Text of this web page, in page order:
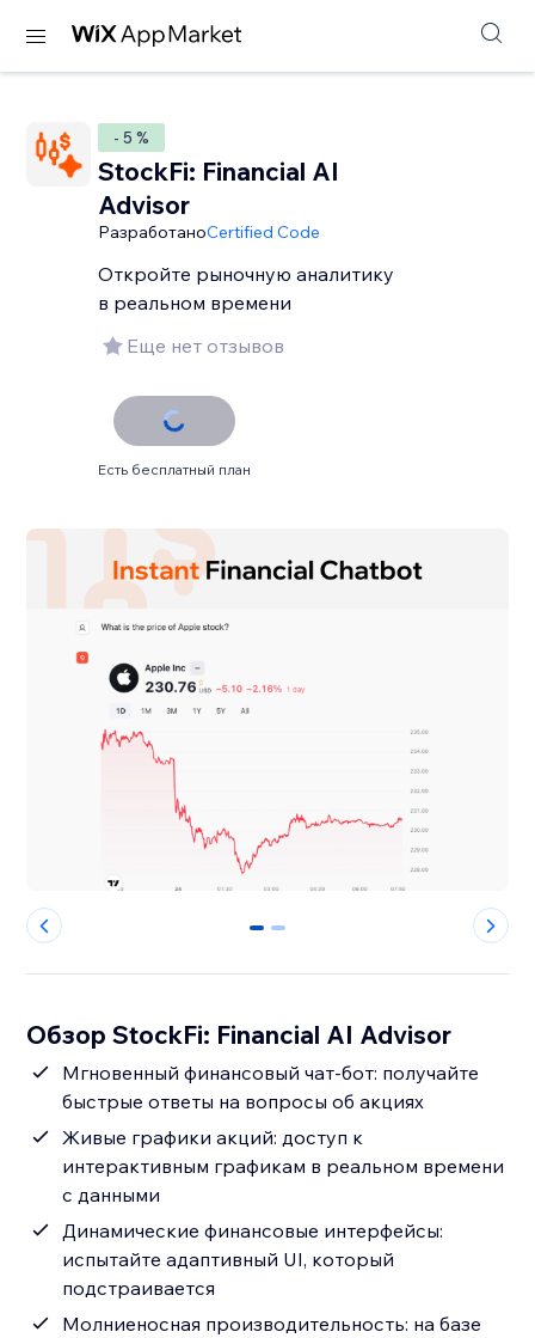
- 5 %
StockFi: Financial AI
Advisor
РазработаноCertified Code
Откройте рыночную аналитику
в реальном времени
Еще нет отзывов
Есть бесплатный план
0 1
Обзор StockFi: Financial AI Advisor
Мгновенный финансовый чат-бот: получайте
быстрые ответы на вопросы об акциях
Живые графики акций: доступ к
интерактивным графикам в реальном времени
с данными
Динамические финансовые интерфейсы:
испытайте адаптивный UI, который
подстраивается
Молниеносная производительность: на базе